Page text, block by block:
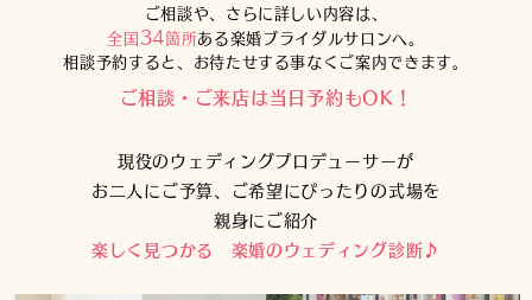
ご相談や、さらに詳しい内容は、
全国34箇所ある楽婚ブライダルサロンへ。
相談予約すると、お待たせする事なくご案内できます。
ご相談・ご来店は当日予約もOK！
現役のウェディングプロデューサーが
お二人にご予算、ご希望にぴったりの式場を
親身にご紹介
楽しく見つかる 楽婚のウェディング診断♪